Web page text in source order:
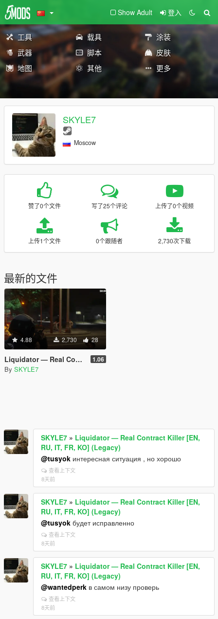
Show Adult 登入
工具 载具
涂装
武器
脚本
皮肤
地图
其他 更多
SKYLE7
Moscow
赞了0个文件 写了25个评论 上传了0个视频
上传1个文件 0个跟随者 2,730次下载
最新的文件
4.88 2,730 28
Liquidator — Real Contract Killer [EN, RU, IT, FR, KO] (Legacy) 1.06
By SKYLE7
SKYLE7 » Liquidator — Real Contract Killer [EN,
RU, IT, FR, KO] (Legacy)
@tusyok интересная ситуация , но хорошо
查看上下文
8天前
SKYLE7 » Liquidator — Real Contract Killer [EN,
RU, IT, FR, KO] (Legacy)
@tusyok будет исправленно
查看上下文
8天前
SKYLE7 » Liquidator — Real Contract Killer [EN,
RU, IT, FR, KO] (Legacy)
@wantedperk в самом низу проверь
查看上下文
8天前